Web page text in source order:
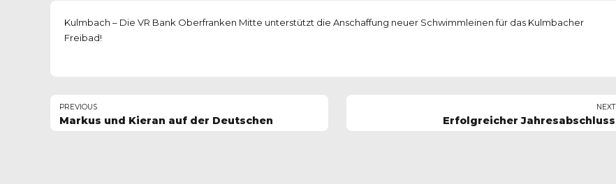
Kulmbach – Die VR Bank Oberfranken Mitte unterstützt die Anschaffung neuer Schwimmleinen für das Kulmbacher
Freibad!
PREVIOUS
Markus und Kieran auf der Deutschen
NEXT
Erfolgreicher Jahresabschluss